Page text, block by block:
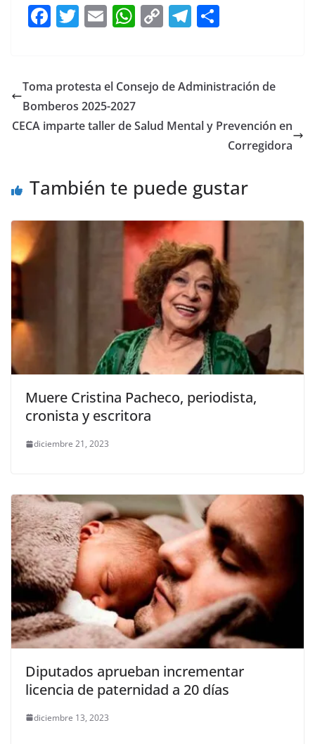
F
e
b
o
T
er
E
l
W
s
A
p
C
y
n
T
gr
m
e
Toma protesta el Consejo de Administración de
Bomberos 2025-2027
CECA imparte taller de Salud Mental y Prevención en
Corregidora
También te puede gustar
Muere Cristina Pacheco, periodista,
cronista y escritora
diciembre 21, 2023
Diputados aprueban incrementar
licencia de paternidad a 20 días
diciembre 13, 2023